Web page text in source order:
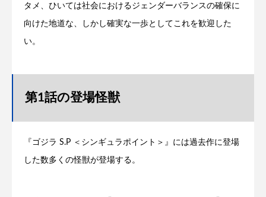
タメ、ひいては社会におけるジェンダーバランスの確保に
向けた地道な、しかし確実な一歩としてこれを歓迎した
い。
第1話の登場怪獣
『ゴジラ S.P ＜シンギュラポイント＞』には過去作に登場
した数多くの怪獣が登場する。